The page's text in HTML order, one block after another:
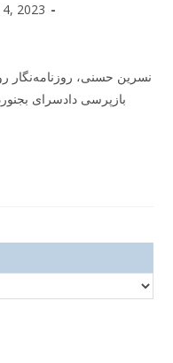
2023
نسرین حسنی، روزنامه‌نگار
بازپرسی دادسرای